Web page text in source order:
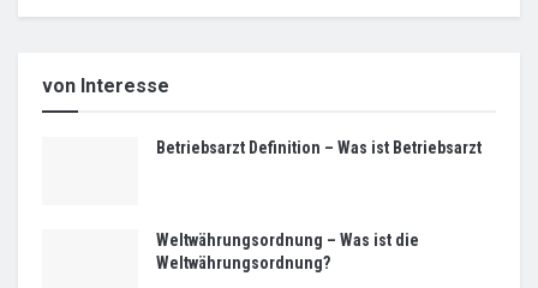
von Interesse
Betriebsarzt Definition – Was ist Betriebsarzt
Weltwährungsordnung – Was ist die
Weltwährungsordnung?